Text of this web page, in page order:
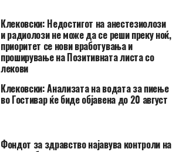
Клековски: Недостигот на анестезиолози
и радиолози не може да се реши преку ноќ,
приоритет се нови вработувања и
проширување на Позитивната листа со
лекови
Клековски: Анализата на водата за пиење
во Гостивар ќе биде објавена до 20 август
Фондот за здравство најавува контроли на